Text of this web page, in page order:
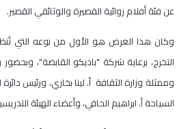
عن فئة أفلام روائية القصيرة والوثائقي القصير.
وكان هذا العرض هو الأول من نوعه التي
التخرج، برعاية شركة "باديكو القابضة"،
وممثلة وزارة الثقافة أ. لينا بخاري، ورئيس
السياحة أ. ابراهيم الحافي، وأعضاء الهيئة